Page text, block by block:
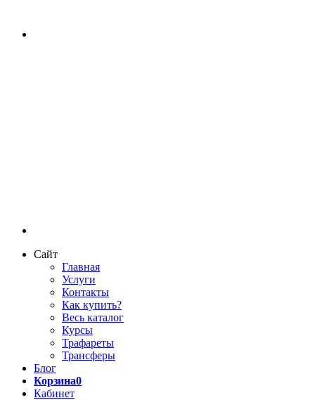
Сайт
Главная
Услуги
Контакты
Как купить?
Весь каталог
Курсы
Трафареты
Трансферы
Блог
Корзина0
Кабинет